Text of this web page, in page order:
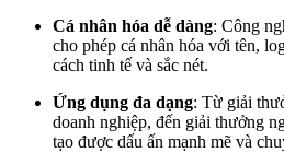
Cá nhân hóa dễ dàng: Công
cho phép cá nhân hóa với tên,
cách tinh tế và sắc nét.
Ứng dụng đa dạng: Từ giải
doanh nghiệp, đến giải thưởng
tạo được dấu ấn mạnh mẽ và